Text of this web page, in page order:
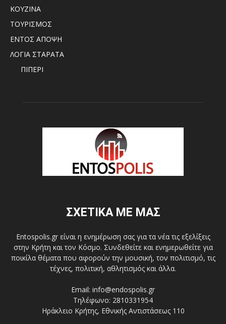
ΚΟΥΖΙΝΑ
ΤΟΥΡΙΣΜΟΣ
ΕΝΤΟΣ ΑΠΟΨΗ
ΛΟΓΙΑ ΣΤΑΡΑΤΑ
ΠΙΠΕΡΙ
ΣΧΕΤΙΚΑ ΜΕ ΜΑΣ
Entospolis.gr είναι η ενημέρωση σας για τα νέα τις εξελίξεις
στην Κρήτη και τον Κόσμο. Συνδεθείτε και ενημερωθείτε για
ποικίλα θέματα που αφορούν την μουσική, τον πολιτισμό, τις
τέχνες, πολιτική, αθλητισμός και άλλα.
Email: info@endospolis.gr
Τηλέφωνο: 2810331954
Ηράκλειο Κρήτης, Εθνικής Αντιστάσεως 110